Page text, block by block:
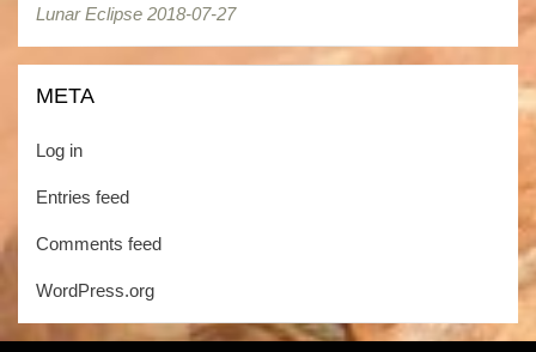
Lunar Eclipse 2018-07-27
Lunar Eclipse 2018-07-27
META
Log in
Entries feed
Comments feed
WordPress.org